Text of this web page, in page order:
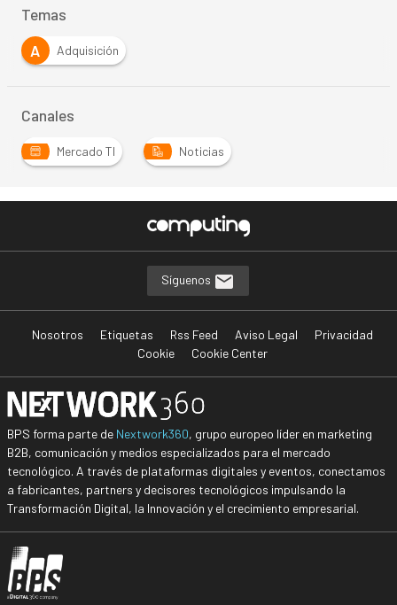
Temas
A
Adquisición
Canales
Mercado TI Noticias
Síguenos
Nosotros Etiquetas Rss Feed Aviso Legal
Privacidad
Cookie
Cookie Center
BPS forma parte de Nextwork360, grupo europeo líder en marketing
B2B, comunicación y medios especializados para el mercado
tecnológico. A través de plataformas digitales y eventos, conectamos
a fabricantes, partners y decisores tecnológicos impulsando la
Transformación Digital, la Innovación y el crecimiento empresarial.